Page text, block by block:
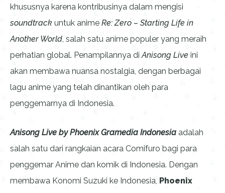
khususnya karena kontribusinya dalam mengisi
soundtrack untuk anime Re: Zero – Starting Life in
Another World, salah satu anime populer yang meraih
perhatian global. Penampilannya diAnisong Live ini
akan membawa nuansa nostalgia, dengan berbagai
lagu anime yang telah dinantikan oleh para
penggemarnya di Indonesia.
Anisong Live by Phoenix Gramedia Indonesia adalah
salah satu dari rangkaian acara Comifuro bagi para
penggemar Anime dan komik di Indonesia. Dengan
membawa Konomi Suzuki ke Indonesia, Phoenix